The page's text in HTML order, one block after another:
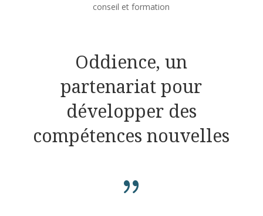
conseil et formation
Oddience, un
partenariat pour
développer des
compétences nouvelles
{